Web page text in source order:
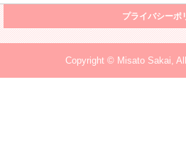
プライバシーポ
Copyright © Misato Sakai,